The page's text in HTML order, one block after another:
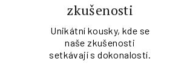
zkušenosti
Unikátní kousky, kde se
naše zkušenosti
setkávají s dokonalostí.